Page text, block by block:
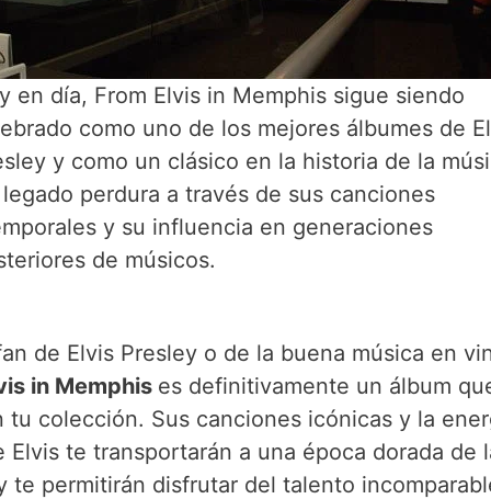
en día, From Elvis in Memphis sigue siendo
como uno de los mejores álbumes de
y como un clásico en la historia de la
perdura a través de sus canciones
y su influencia en generaciones
de músicos.
de Elvis Presley o de la buena música en
in Memphis es definitivamente un álbum
tu colección. Sus canciones icónicas y la
Elvis te transportarán a una época dorada de
te permitirán disfrutar del talento